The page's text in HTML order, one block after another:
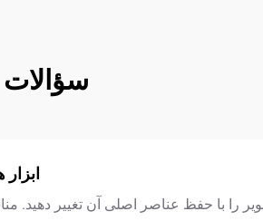
سؤالات
را با حفظ عناصر اصلی آن تغییر دهید.